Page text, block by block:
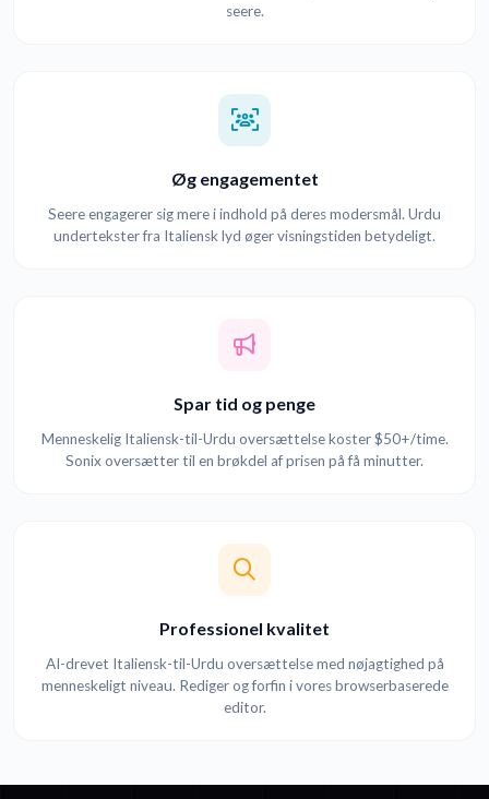
seere.
Øg engagementet
Seere engagerer sig mere i indhold på deres modersmål. Urdu
undertekster fra Italiensk lyd øger visningstiden betydeligt.
Spar tid og penge
Menneskelig Italiensk-til-Urdu oversættelse koster $50+/time.
Sonix oversætter til en brøkdel af prisen på få minutter.
Professionel kvalitet
AI-drevet Italiensk-til-Urdu oversættelse med nøjagtighed på
menneskeligt niveau. Rediger og forfin i vores browserbaserede
editor.